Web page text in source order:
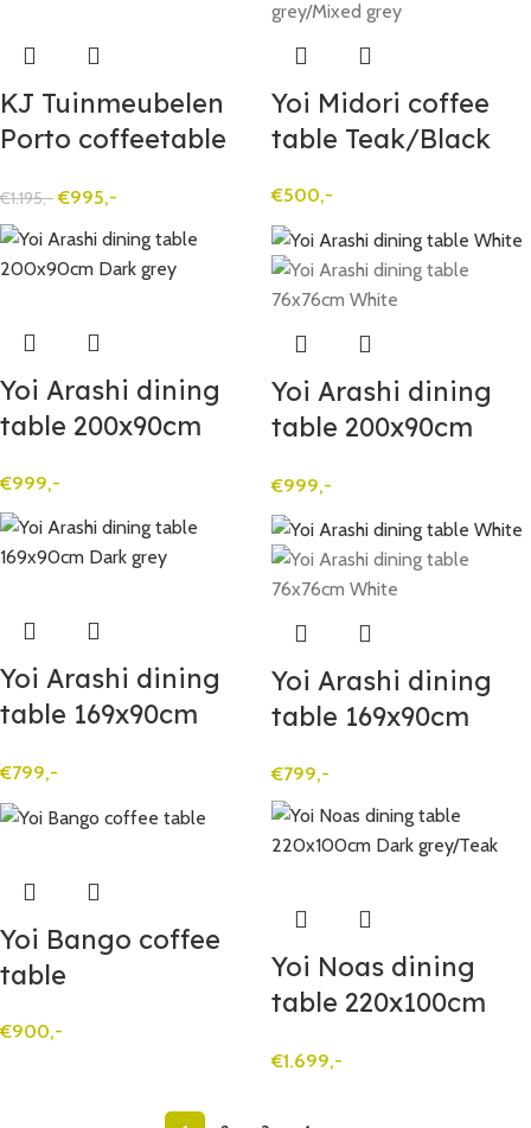
KJ Tuinmeubelen
Porto coffeetable
€1.195,- €995,-
Yoi Midori coffee
table Teak/Black
€500,-
Yoi Arashi dining
table 200x90cm
€999,-
Yoi Arashi dining
table 200x90cm
€999,-
Yoi Arashi dining
table 169x90cm
€799,-
Yoi Arashi dining
table 169x90cm
€799,-
Yoi Bango coffee
table
€900,-
Yoi Noas dining
table 220x100cm
€1.699,-